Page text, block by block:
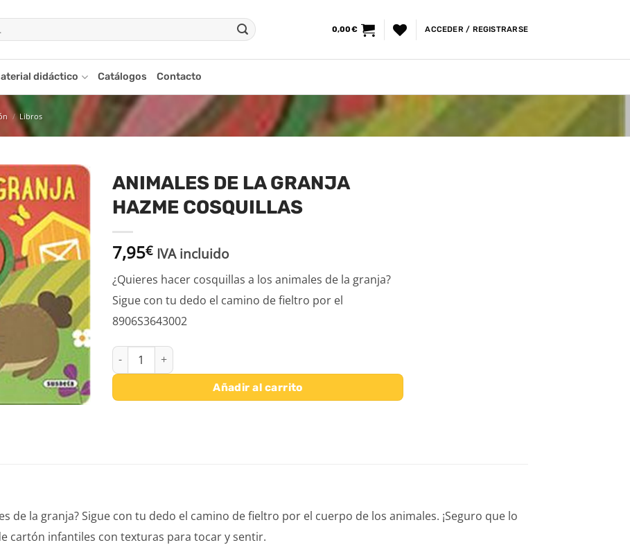
0,00€ ACCEDER / REGISTRARSE
didáctico Catálogos Contacto
/ Libros
Añadir
a la
lista
de
deseos
ANIMALES DE LA GRANJA
HAZME COSQUILLAS
7,95€ IVA incluido
¿Quieres hacer cosquillas a los animales de la granja?
Sigue con tu dedo el camino de fieltro por el
8906S3643002
ANIMALES DE LA GRANJA HAZME COSQUILLAS cantidad
Añadir al carrito
de la granja? Sigue con tu dedo el camino de fieltro por el cuerpo de los animales. ¡Seguro que lo
cartón infantiles con texturas para tocar y sentir.